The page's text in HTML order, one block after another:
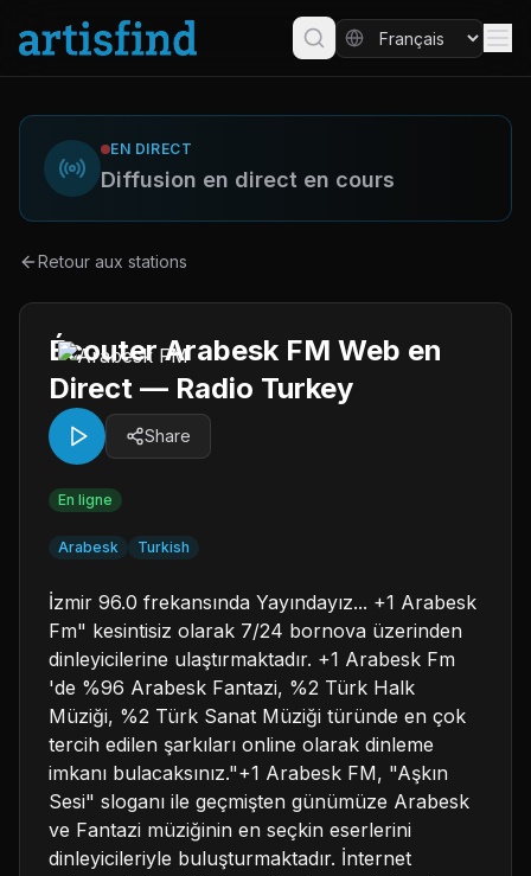
EN DIRECT
Diffusion en direct en cours
Retour aux stations
Écouter Arabesk FM Web en
Direct — Radio Turkey
Share
En ligne
Arabesk Turkish
İzmir 96.0 frekansında Yayındayız... +1 Arabesk
Fm" kesintisiz olarak 7/24 bornova üzerinden
dinleyicilerine ulaştırmaktadır. +1 Arabesk Fm
'de %96 Arabesk Fantazi, %2 Türk Halk
Müziği, %2 Türk Sanat Müziği türünde en çok
tercih edilen şarkıları online olarak dinleme
imkanı bulacaksınız."+1 Arabesk FM, "Aşkın
Sesi" sloganı ile geçmişten günümüze Arabesk
ve Fantazi müziğinin en seçkin eserlerini
dinleyicileriyle buluşturmaktadır. İnternet